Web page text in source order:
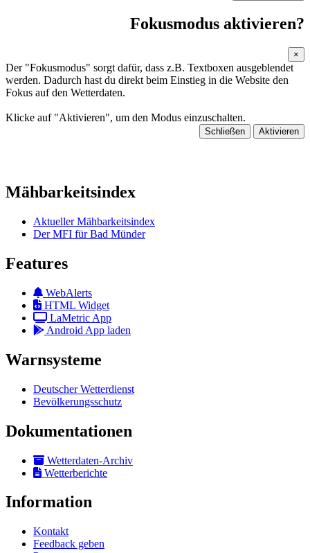
Fokusmodus aktivieren?
×
Der "Fokusmodus" sorgt dafür, dass z.B. Textboxen ausgeblendet
werden. Dadurch hast du direkt beim Einstieg in die Website den
Fokus auf den Wetterdaten.
Klicke auf "Aktivieren", um den Modus einzuschalten.
Schließen Aktivieren
Mähbarkeitsindex
Aktueller Mähbarkeitsindex
Der MFI für Bad Münder
Features
WebAlerts
HTML Widget
LaMetric App
Android App laden
Warnsysteme
Deutscher Wetterdienst
Bevölkerungsschutz
Dokumentationen
Wetterdaten-Archiv
Wetterberichte
Information
Kontakt
Feedback geben